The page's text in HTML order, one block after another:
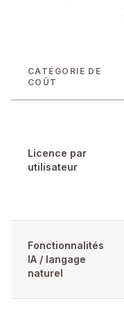
CATÉGORIE DE
COÛT
Licence par
utilisateur
Fonctionnalités
IA / langage
naturel